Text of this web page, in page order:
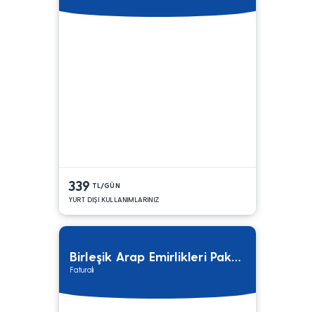
339 TL/GÜN
YURT DIŞI KULLANIMLARINIZ
Birleşik Arap Emirlikleri Paketi 1
Faturalı